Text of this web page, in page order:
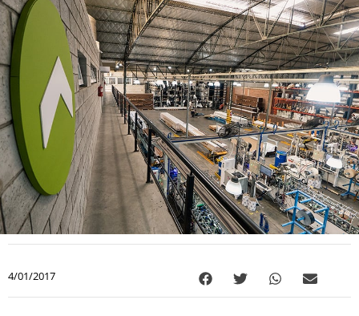
4/01/2017